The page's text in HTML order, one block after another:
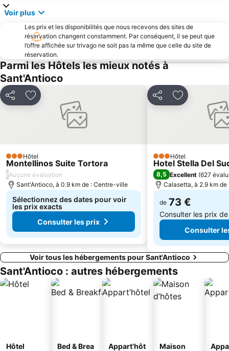
Voir plus
Les prix et les disponibilités que nous recevons des sites de
réservation changent constamment. Par conséquent, il se peut que
l’offre affichée sur trivago ne soit pas la même que celle du site de
réservation.
Parmi les Hôtels les mieux notés à
Sant'Antioco
PartagerAjouter à mes favoris
3 Étoiles
Hôtel
Montellinos Suite Tortora
/Aucune évaluation
Sant'Antioco, à 0.9 km de : Centre-ville
Sélectionnez des dates pour voir
les prix exacts
Consulter les prix
PartagerAjouter à
3 Étoiles
Hôtel
Hotel Stella Del
8,5 Excellent (627
Calasetta, à 2.9 km
de 73 €
Consulter les prix
Consulter
Voir tous les hébergements pour Sant'Antioco
Sant'Antioco : autres hébergements
Hôtel
Bed & Brea
Appart’hôt
Maison